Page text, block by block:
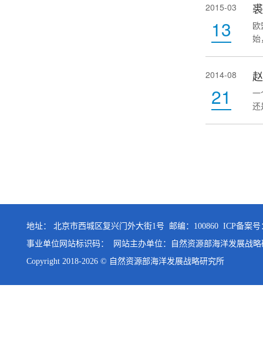
目
2015-03
13
始
和
一
2014-08
21
一
还
地址： 北京市西城区复兴门外大街1号 邮编：100860 ICP备案号
事业单位网站标识码： 网站主办单位：自然资源部海洋发展战
Copyright 2018-2026 © 自然资源部海洋发展战略研究所